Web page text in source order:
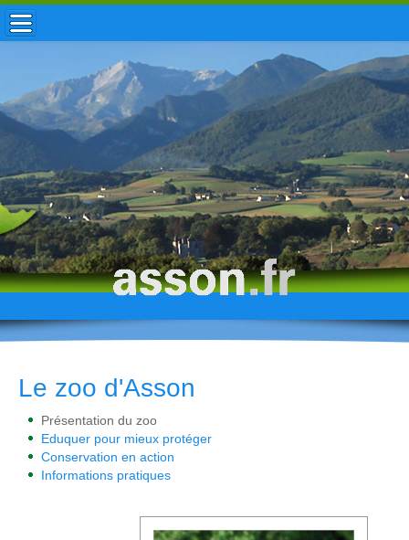
ACCUEIL / INFOS
MUNICIPALITÉ
VIE LOCALE
ENFANCE
TOURISME
HISTOIRE
Le zoo d'Asson
Présentation du zoo
Eduquer pour mieux protéger
Conservation en action
Informations pratiques